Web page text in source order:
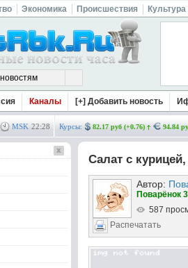
Экономика Происшествия Культура
Каналы [+] Добавить новость
MSK 22:28 Курсы: 82.17 руб (+0.76) 94.84
Салат с
Автор:
Поварёнок
587
Распечатать